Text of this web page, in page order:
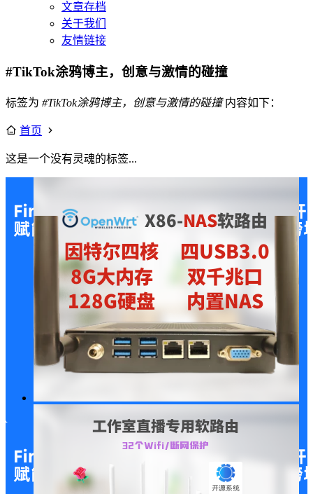
文章存档
关于我们
友情链接
#TikTok涂鸦博主，创意与激情的碰撞
标签为 #TikTok涂鸦博主，创意与激情的碰撞内容如下：
首页
这是一个没有灵魂的标签...